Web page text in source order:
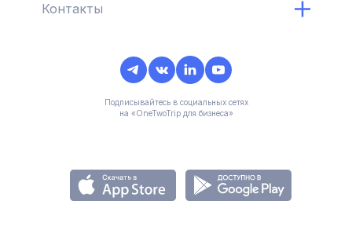
Контакты
Подписывайтесь в социальных сетях
на «OneTwoTrip для бизнеса»